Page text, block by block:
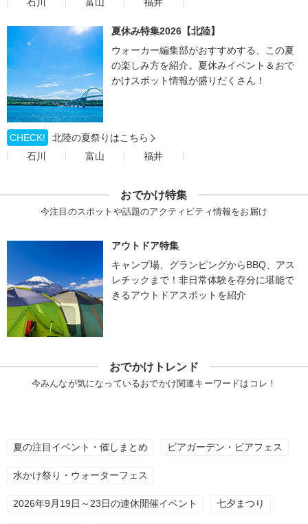
石川
富山 福井
夏休み特集2026【北陸】
ウォーカー編集部がおすすめする、この夏
の楽しみ方を紹介。夏休みイベント＆おで
かけスポット情報が盛りだくさん！
CHECK!
北陸の夏祭りはこちら
石川
富山 福井
おでかけ特集
今注目のスポットや話題のアクティビティ情報をお届け
アウトドア特集
キャンプ場、グランピングからBBQ、アス
レチックまで！非日常体験を存分に堪能で
きるアウトドアスポットを紹介
おでかけトレンド
今みんなが気になっているおでかけ関連キーワードはコレ！
夏の注目イベント・催しまとめ ビアガーデン・ビアフェス
水かけ祭り・ウォーターフェス
2026年9月19日～23日の連休開催イベント 七夕まつり